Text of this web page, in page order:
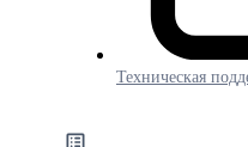
Техническая